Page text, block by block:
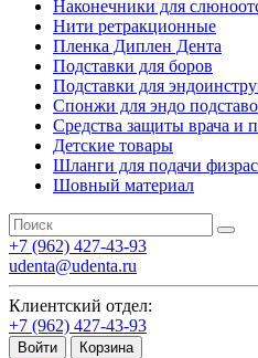
Наконечники для
Нити ретракционные
Пленка Диплен Дента
Подставки для боров
Подставки для
Спонжи для эндо
Средства защиты врача и
Детские товары
Шланги для подачи
Шовный материал
+7 (962) 427-43-93
udenta@udenta.ru
Клиентский отдел:
+7 (962) 427-43-93
Войти Корзина